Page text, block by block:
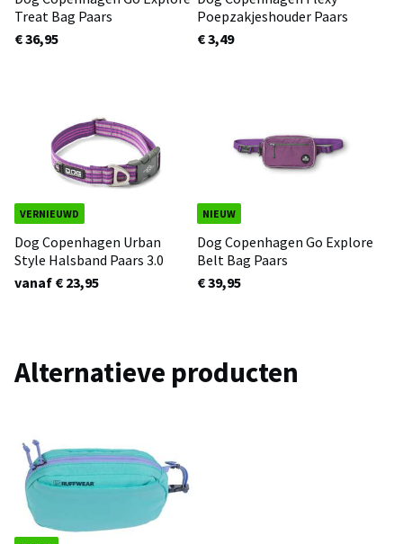
Treat Bag Paars
€ 36,95
Poepzakjeshouder Paars
€ 3,49
VERNIEUWD
Dog Copenhagen Urban
Style Halsband Paars 3.0
vanaf € 23,95
NIEUW
Dog Copenhagen Go Explore
Belt Bag Paars
€ 39,95
Alternatieve producten